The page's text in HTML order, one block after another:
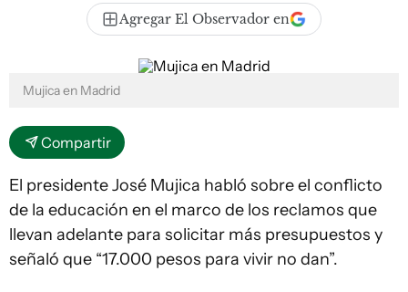
Agregar El Observador en
Mujica en Madrid
Compartir
El presidente José Mujica habló sobre el conflicto
de la educación en el marco de los reclamos que
llevan adelante para solicitar más presupuestos y
señaló que “17.000 pesos para vivir no dan”.